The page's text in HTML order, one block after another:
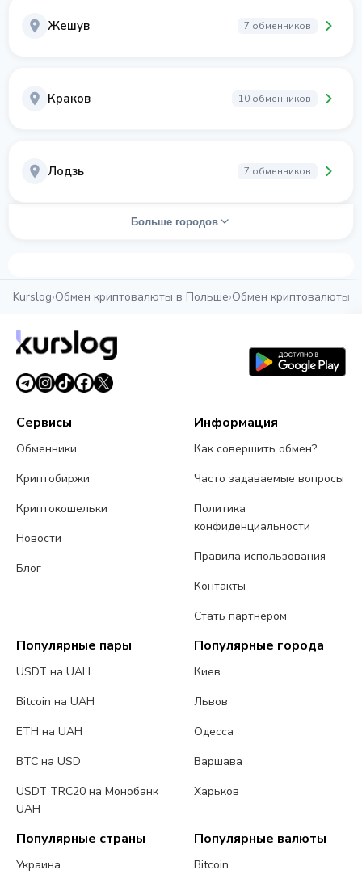
Жешув 7 обменников
Краков 10 обменников
Лодзь 7 обменников
Больше городов
Kurslog›Обмен криптовалюты в Польше›Обмен криптовалюты
Сервисы
Обменники
Криптобиржи
Криптокошельки
Новости
Блог
Информация
Как совершить обмен?
Часто задаваемые вопросы
Политика
конфиденциальности
Правила использования
Контакты
Стать партнером
Популярные пары
USDT на UAH
Bitcoin на UAH
ETH на UAH
BTC на USD
USDT TRC20 на Монобанк
UAH
Популярные города
Киев
Львов
Одесса
Варшава
Харьков
Популярные страны
Украина
Популярные валюты
Bitcoin